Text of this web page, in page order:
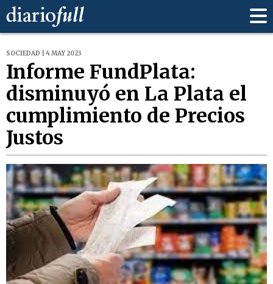
SOCIEDAD | 4 MAY 2023
Informe FundPlata:
disminuyó en La Plata el
cumplimiento de Precios
Justos